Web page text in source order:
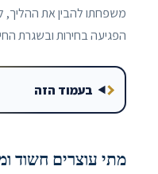
משפחתו להבין את ההליך,
הפגיעה בחירות ובשגרת
בעמוד הזה
מתי עוצרים חשוד